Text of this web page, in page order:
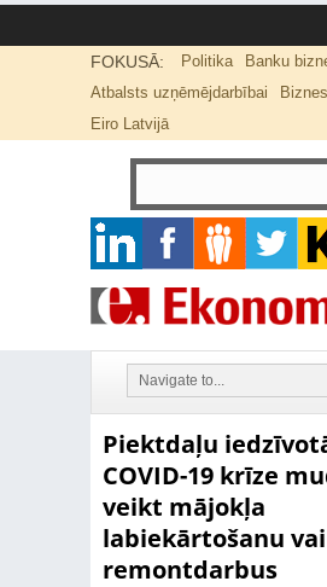
FOKUSĀ: Politika
Banku
Atbalsts uzņēmējdarbībai
Eiro Latvijā
Piektdaļu
COVID-19 krīze
veikt mājokļa
labiekārtošanu vai
remontdarbus